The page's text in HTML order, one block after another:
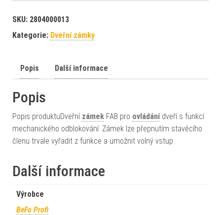
SKU: 2804000013
Kategorie: Dveřní zámky
Popis Další informace
Popis
Popis produktuDveřní zámek FAB pro ovládánídveří s funkcí
mechanického odblokování. Zámek lze přepnutím stavěcího
členu trvale vyřadit z funkce a umožnit volný vstup.
Další informace
Výrobce
BeFo Profi